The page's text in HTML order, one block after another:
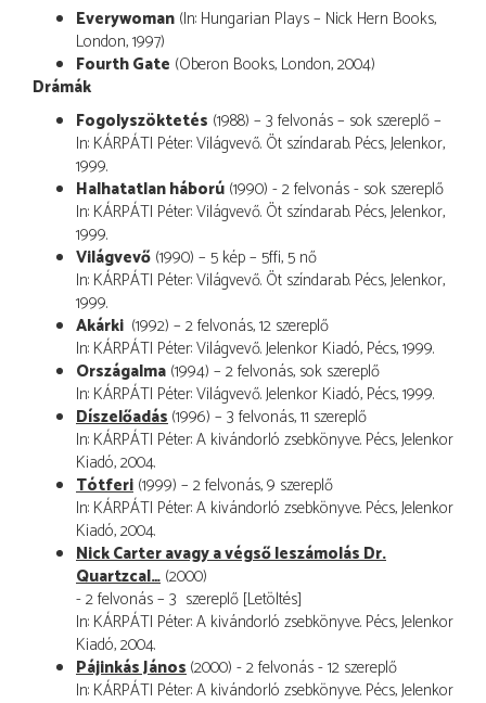
Everywoman (In: Hungarian Plays – Nick Hern Books,
London, 1997)
Fourth Gate (Oberon Books, London, 2004)
Drámák
Fogolyszöktetés (1988) – 3 felvonás – sok szereplő –
In: KÁRPÁTI Péter: Világvevő. Öt színdarab. Pécs, Jelenkor,
1999.
Halhatatlan háború (1990) - 2 felvonás - sok szereplő
In: KÁRPÁTI Péter: Világvevő. Öt színdarab. Pécs, Jelenkor,
1999.
Világvevő (1990) – 5 kép – 5ffi, 5 nő
In: KÁRPÁTI Péter: Világvevő. Öt színdarab. Pécs, Jelenkor,
1999.
Akárki (1992) – 2 felvonás, 12 szereplő
In: KÁRPÁTI Péter: Világvevő. Jelenkor Kiadó, Pécs, 1999.
Országalma (1994) – 2 felvonás, sok szereplő
In: KÁRPÁTI Péter: Világvevő. Jelenkor Kiadó, Pécs, 1999.
Díszelőadás(1996) – 3 felvonás, 11 szereplő
In: KÁRPÁTI Péter: A kivándorló zsebkönyve. Pécs, Jelenkor
Kiadó, 2004.
Tótferi (1999) – 2 felvonás, 9 szereplő
In: KÁRPÁTI Péter: A kivándorló zsebkönyve. Pécs, Jelenkor
Kiadó, 2004.
Nick Carter avagy a végső leszámolás Dr.
Quartzcal… (2000)
- 2 felvonás – 3 szereplő [Letöltés]
In: KÁRPÁTI Péter: A kivándorló zsebkönyve. Pécs, Jelenkor
Kiadó, 2004.
Pájinkás János(2000) - 2 felvonás - 12 szereplő
In: KÁRPÁTI Péter: A kivándorló zsebkönyve. Pécs, Jelenkor